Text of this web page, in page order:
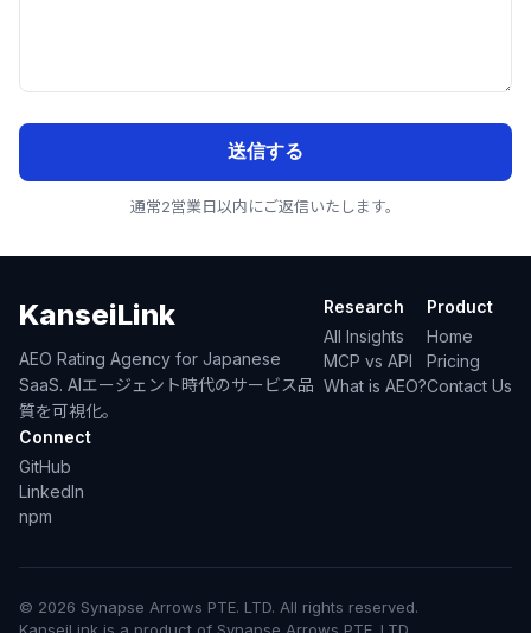
送信する
通常2営業日以内にご返信いたします。
KanseiLink
AEO Rating Agency for Japanese
SaaS. AIエージェント時代のサービス品
質を可視化。
Research
All Insights
MCP vs API
What is AEO?
Product
Home
Pricing
Contact Us
Connect
GitHub
LinkedIn
npm
© 2026 Synapse Arrows PTE. LTD. All rights reserved.